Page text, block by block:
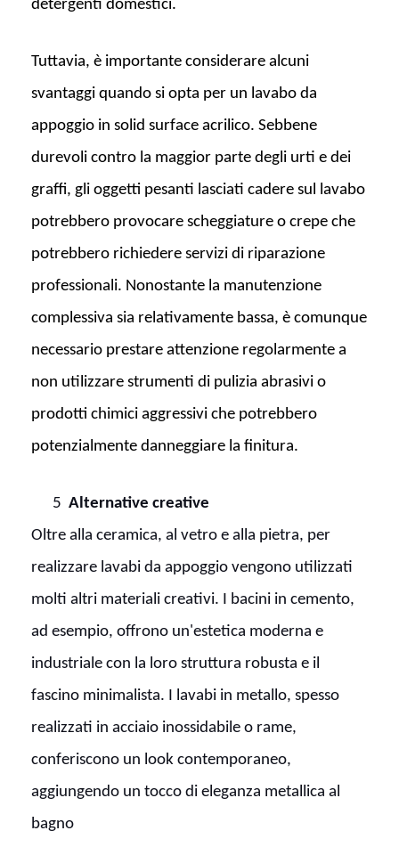
detergenti domestici.
Tuttavia, è importante considerare alcuni
svantaggi quando si opta per un lavabo da
appoggio in solid surface acrilico. Sebbene
durevoli contro la maggior parte degli urti e dei
graffi, gli oggetti pesanti lasciati cadere sul lavabo
potrebbero provocare scheggiature o crepe che
potrebbero richiedere servizi di riparazione
professionali. Nonostante la manutenzione
complessiva sia relativamente bassa, è comunque
necessario prestare attenzione regolarmente a
non utilizzare strumenti di pulizia abrasivi o
prodotti chimici aggressivi che potrebbero
potenzialmente danneggiare la finitura.
5 Alternative creative
Oltre alla ceramica, al vetro e alla pietra, per
realizzare lavabi da appoggio vengono utilizzati
molti altri materiali creativi. I bacini in cemento,
ad esempio, offrono un'estetica moderna e
industriale con la loro struttura robusta e il
fascino minimalista. I lavabi in metallo, spesso
realizzati in acciaio inossidabile o rame,
conferiscono un look contemporaneo,
aggiungendo un tocco di eleganza metallica al
bagno